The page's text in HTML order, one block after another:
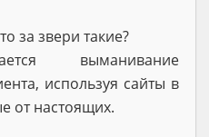
за звери такие?
выманивание
используя сайты в
от настоящих.